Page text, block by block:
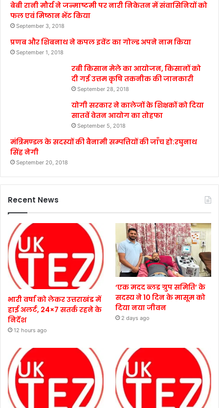
बेबी रानी मौर्य ने जन्माष्टमी पर नारी निकेतन में संवासिनियों को
फल एवं मिष्ठान भेंट किया
September 3, 2018
प्रणब और शिबनाथ ने कपल इवेंट का गोल्ड अपने नाम किया
September 1, 2018
रबी किसान मेले का आयोजन, किसानों को
दी गई उत्तम कृषि तकनीक की जानकारी
September 28, 2018
योगी सरकार ने कालेजों के शिक्षकों को दिया
सातवें वेतन आयोग का तोहफा
September 5, 2018
मंत्रिमण्डल के सदस्यों की बैनामी सम्पत्तियों की जाँच हो:रघुनाथ
सिंह नेगी
September 20, 2018
Recent News
भारी वर्षा को लेकर उत्तराखंड में
हाई अलर्ट, 24×7 सतर्क रहने के
निर्देश
12 hours ago
‘एक मदद ब्लड ग्रुप समिति’ के
सदस्य ने 10 दिन के मासूम को
दिया नया जीवन
2 days ago